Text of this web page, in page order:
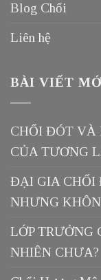
Blog Chổi
Liên hệ
BÀI VIẾT
CHỔI ĐÓT VÀ
CỦA TƯƠNG
ĐẠI GIA CHỔI
NHƯNG
LỚP
NHIÊN CHƯA?